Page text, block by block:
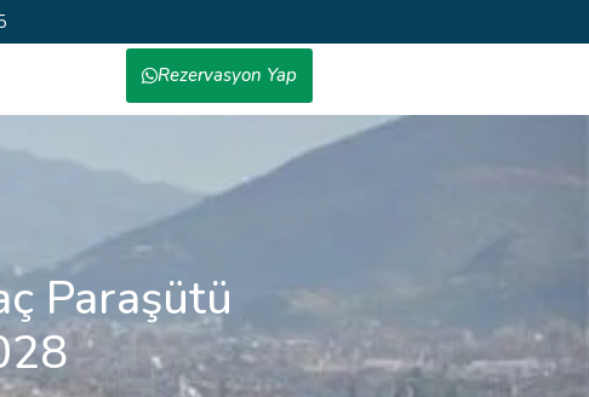
Rezervasyon Yap
Paraşütü